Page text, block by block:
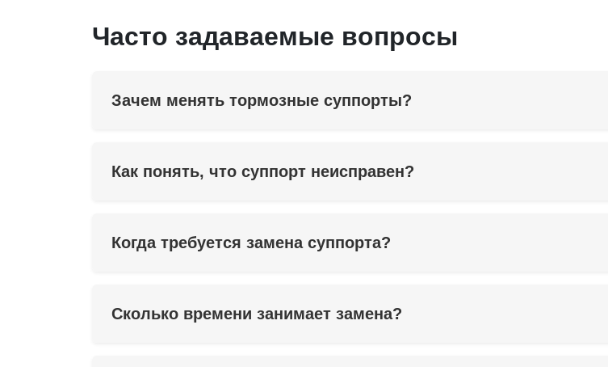
Часто задаваемые вопросы
Зачем менять тормозные суппорты?
Как понять, что суппорт неисправен?
Когда требуется замена суппорта?
Сколько времени занимает замена?